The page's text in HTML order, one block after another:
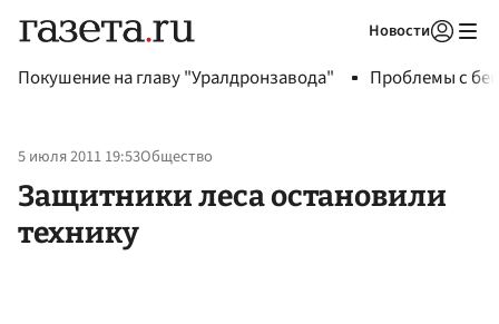
Новости
Покушение на главу "Уралдронзавода" Проблемы с
5 июля 2011 19:53Общество
Защитники леса остановили
технику